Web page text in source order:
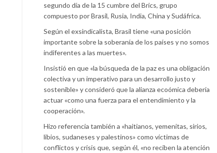
segundo día de la 15 cumbre del Brics, grupo
compuesto por Brasil, Rusia, India, China y Sudáfrica.
Según el exsindicalista, Brasil tiene «una posición
importante sobre la soberanía de los países y no somos
indiferentes a las muertes».
Insistió en que «la búsqueda de la paz es una obligación
colectiva y un imperativo para un desarrollo justo y
sostenible» y consideró que la alianza ecoómica debería
actuar «como una fuerza para el entendimiento y la
cooperación».
Hizo referencia también a «haitianos, yemenitas, sirios,
libios, sudaneses y palestinos» como víctimas de
conflictos y crisis que, según él, «no reciben la atención